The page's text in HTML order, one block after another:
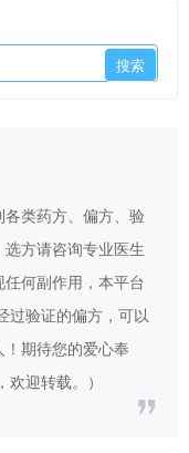
类药方、偏方、验
方请咨询专业医生
何副作用，本平台
过验证的偏方，可以
期待您的爱心奉
迎转载。）